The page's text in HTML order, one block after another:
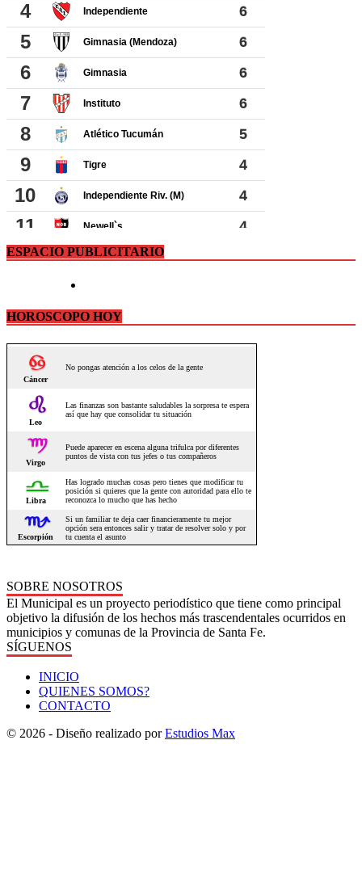
ESPACIO PUBLICITARIO
HOROSCOPO HOY
SOBRE NOSOTROS
El Municipal es un proyecto periodístico que tiene como principal
objetivo la difusión de los hechos más trascendentales ocurridos en
municipios y comunas de la Provincia de Santa Fe.
SÍGUENOS
INICIO
QUIENES SOMOS?
CONTACTO
© 2026 - Diseño realizado porEstudios Max